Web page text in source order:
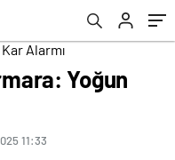
Yoğun
11:33